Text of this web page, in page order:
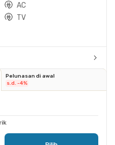
AC
TV
Pelunasan di awal
s.d. -4%